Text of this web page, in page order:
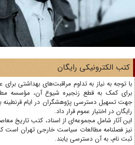
الکترونیکی رایگان
کمک به قطع زنجیره شیوع آن، مؤسسه
تسهیل دسترسی پژوهشگران در ایام قرنطینه
در اختیار عموم قرار داد.
آثار شامل مجموعه‌ای از اسناد، کتب تاریخ
فصلنامه مطالعات سیاست خارجی تهران است که
نام، به آن دسترسی یابند.